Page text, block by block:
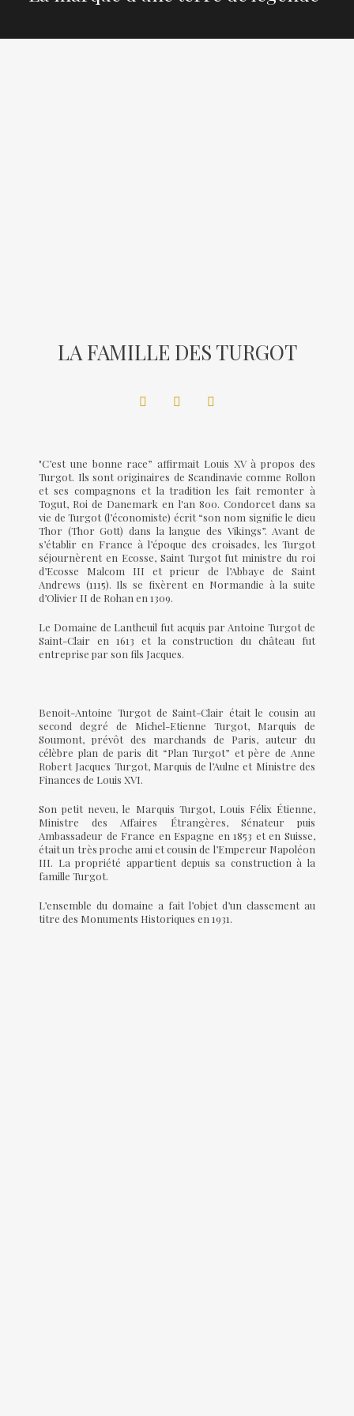
LA FAMILLE DES TURGOT
"C’est une bonne race” affirmait Louis XV à propos des
Turgot. Ils sont originaires de Scandinavie comme Rollon
et ses compagnons et la tradition les fait remonter à
Togut, Roi de Danemark en l'an 800. Condorcet dans sa
vie de Turgot (l’économiste) écrit “son nom signifie le dieu
Thor (Thor Gott) dans la langue des Vikings”. Avant de
s’établir en France à l’époque des croisades, les Turgot
séjournèrent en Ecosse, Saint Turgot fut ministre du roi
d’Ecosse Malcom III et prieur de l’Abbaye de Saint
Andrews (1115). Ils se fixèrent en Normandie à la suite
d’Olivier II de Rohan en 1309.
Le Domaine de Lantheuil fut acquis par Antoine Turgot de
Saint-Clair en 1613 et la construction du château fut
entreprise par son fils Jacques.
Benoit-Antoine Turgot de Saint-Clair était le cousin au
second degré de Michel-Etienne Turgot, Marquis de
Soumont, prévôt des marchands de Paris, auteur du
célèbre plan de paris dit “Plan Turgot” et père de Anne
Robert Jacques Turgot, Marquis de l’Aulne et Ministre des
Finances de Louis XVI.
Son petit neveu, le Marquis Turgot, Louis Félix Étienne,
Ministre des Affaires Étrangères, Sénateur puis
Ambassadeur de France en Espagne en 1853 et en Suisse,
était un très proche ami et cousin de l’Empereur Napoléon
III. La propriété appartient depuis sa construction à la
famille Turgot.
L’ensemble du domaine a fait l’objet d’un classement au
titre des Monuments Historiques en 1931.